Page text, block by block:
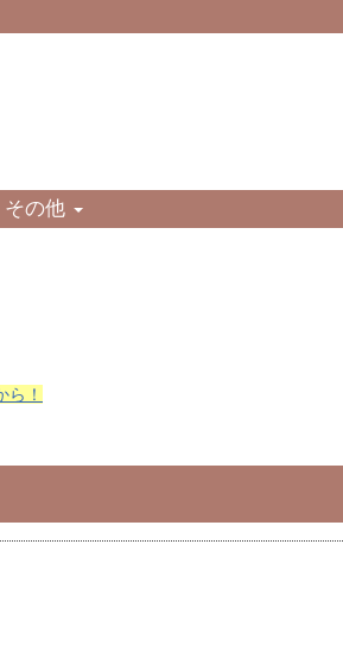
その他
！